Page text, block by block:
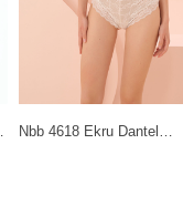
Nbb 327 Ten Rengi…